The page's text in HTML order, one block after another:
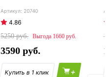
20740
4.86
5250
1660
3590
+